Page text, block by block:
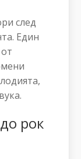
след
Един
рок